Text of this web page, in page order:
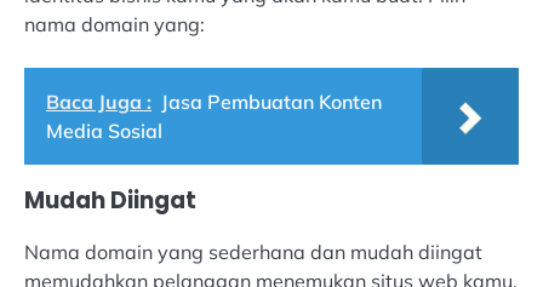
nama domain yang:
Baca Juga : Jasa Pembuatan Konten
Media Sosial
Mudah Diingat
Nama domain yang sederhana dan mudah diingat
memudahkan pelanggan menemukan situs web kamu.